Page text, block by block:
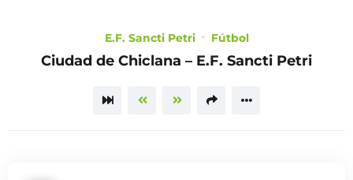
E.F. Sancti Petri Fútbol
Ciudad de Chiclana – E.F. Sancti Petri